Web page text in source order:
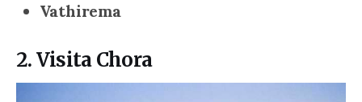
Vathirema
2. Visita Chora